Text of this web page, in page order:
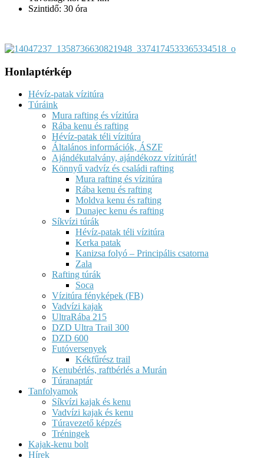
Szintidő: 30 óra
Honlaptérkép
Hévíz-patak vízitúra
Túráink
Mura rafting és vízitúra
Rába kenu és rafting
Hévíz-patak téli vízitúra
Általános információk, ÁSZF
Ajándékutalvány, ajándékozz vízitúrát!
Könnyű vadvíz és családi rafting
Mura rafting és vízitúra
Rába kenu és rafting
Moldva kenu és rafting
Dunajec kenu és rafting
Síkvízi túrák
Hévíz-patak téli vízitúra
Kerka patak
Kanizsa folyó – Principális csatorna
Zala
Rafting túrák
Soca
Vízitúra fényképek (FB)
Vadvízi kajak
UltraRába 215
DZD Ultra Trail 300
DZD 600
Futóversenyek
Kékfűrész trail
Kenubérlés, raftbérlés a Murán
Túranaptár
Tanfolyamok
Síkvízi kajak és kenu
Vadvízi kajak és kenu
Túravezető képzés
Tréningek
Kajak-kenu bolt
Hírek